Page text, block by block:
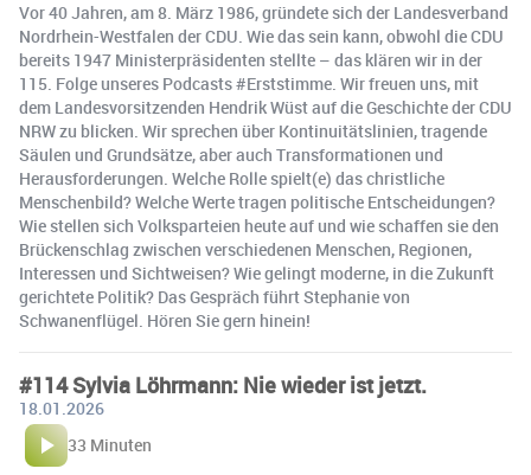
Vor 40 Jahren, am 8. März 1986, gründete sich der Landesverband
Nordrhein-Westfalen der CDU. Wie das sein kann, obwohl die CDU
bereits 1947 Ministerpräsidenten stellte – das klären wir in der
115. Folge unseres Podcasts #Erststimme. Wir freuen uns, mit
dem Landesvorsitzenden Hendrik Wüst auf die Geschichte der CDU
NRW zu blicken. Wir sprechen über Kontinuitätslinien, tragende
Säulen und Grundsätze, aber auch Transformationen und
Herausforderungen. Welche Rolle spielt(e) das christliche
Menschenbild? Welche Werte tragen politische Entscheidungen?
Wie stellen sich Volksparteien heute auf und wie schaffen sie den
Brückenschlag zwischen verschiedenen Menschen, Regionen,
Interessen und Sichtweisen? Wie gelingt moderne, in die Zukunft
gerichtete Politik? Das Gespräch führt Stephanie von
Schwanenflügel. Hören Sie gern hinein!
#114 Sylvia Löhrmann: Nie wieder ist jetzt.
18.01.2026
33 Minuten